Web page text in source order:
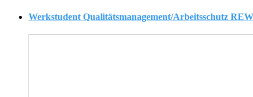
Werkstudent Qualitätsmanagement/Arbeitsschutz